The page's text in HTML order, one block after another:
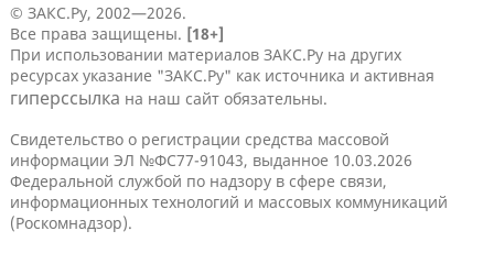
© ЗАКС.Ру, 2002—2026.
Все права защищены. [18+]
При использовании материалов ЗАКС.Ру на других
ресурсах указание "ЗАКС.Ру" как источника и активная
гиперссылка на наш сайт обязательны.
Свидетельство о регистрации средства массовой
информации ЭЛ №ФС77-91043, выданное 10.03.2026
Федеральной службой по надзору в сфере связи,
информационных технологий и массовых коммуникаций
(Роскомнадзор).